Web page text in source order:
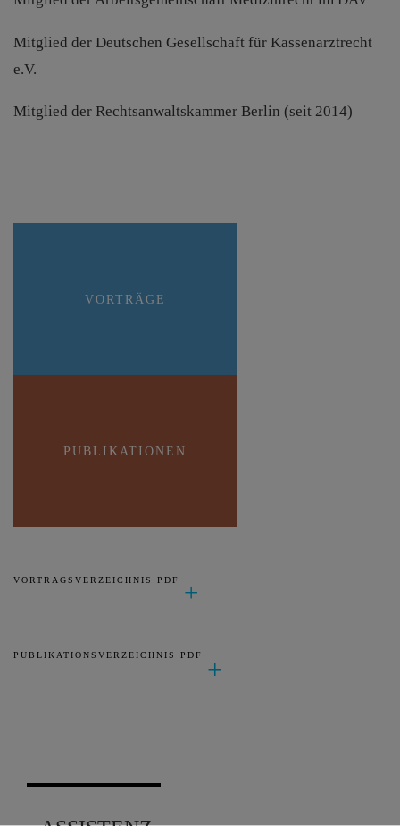
Mitglied der Deutschen Gesellschaft für Kassenarztrecht
e.V.
Mitglied der Rechtsanwaltskammer Berlin (seit 2014)
VORTRÄGE
PUBLIKATIONEN
VORTRAGSVERZEICHNIS PDF
PUBLIKATIONSVERZEICHNIS PDF